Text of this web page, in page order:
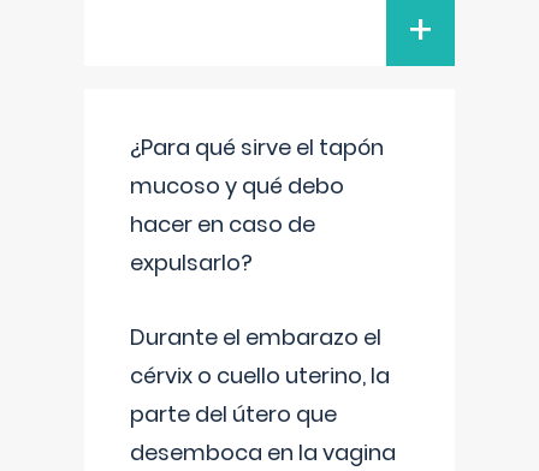
+
¿Para qué sirve el tapón
mucoso y qué debo
hacer en caso de
expulsarlo?
Durante el embarazo el
cérvix o cuello uterino, la
parte del útero que
desemboca en la vagina